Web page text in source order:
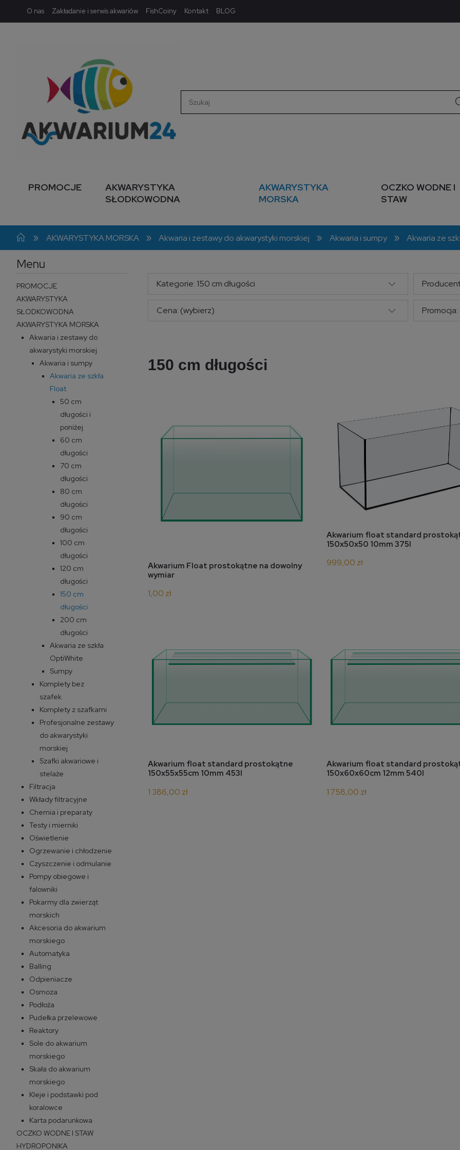
O nas Zakładanie i serwis akwariów FishCoiny Kontakt BLOG
PROMOCJE
AKWARYSTYKA
SŁODKOWODNA
AKWARYSTYKA
MORSKA
OCZKO WODNE I
STAW
» AKWARYSTYKA MORSKA » Akwaria i zestawy do akwarystyki morskiej » Akwaria i sumpy » Akwaria ze
Menu
PROMOCJE
AKWARYSTYKA
SŁODKOWODNA
AKWARYSTYKA MORSKA
Akwaria i zestawy do
akwarystyki morskiej
Akwaria i sumpy
Akwaria ze szkła
Float
50 cm
długości i
poniżej
60 cm
długości
70 cm
długości
80 cm
długości
90 cm
długości
100 cm
długości
120 cm
długości
150 cm
długości
200 cm
długości
Akwaria ze szkła
OptiWhite
Sumpy
Komplety bez
szafek
Komplety z szafkami
Profesjonalne zestawy
do akwarystyki
morskiej
Szafki akwariowe i
stelaże
Filtracja
Wkłady filtracyjne
Chemia i preparaty
Testy i mierniki
Oświetlenie
Ogrzewanie i chłodzenie
Czyszczenie i odmulanie
Pompy obiegowe i
falowniki
Pokarmy dla zwierząt
morskich
Akcesoria do akwarium
morskiego
Automatyka
Balling
Odpieniacze
Osmoza
Podłoża
Pudełka przelewowe
Reaktory
Sole do akwarium
morskiego
Skała do akwarium
morskiego
Kleje i podstawki pod
koralowce
Karta podarunkowa
OCZKO WODNE I STAW
HYDROPONIKA
Kategorie: 150 cm długości
Cena: (wybierz)
150 cm długości
powiadom o dostępności
Akwarium Float prostokątne na dowolny
wymiar
1,00 zł
do koszyka
Akwarium float standard
150x50x50 10mm 375l
999,00 zł
do koszyka
Akwarium float standard prostokątne
150x55x55cm 10mm 453l
1 386,00 zł
do koszyka
Akwarium float standard
150x60x60cm 12mm 540l
1 758,00 zł